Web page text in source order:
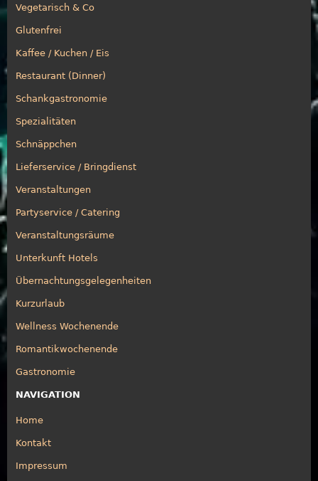
Vegetarisch & Co
Glutenfrei
Kaffee / Kuchen / Eis
Restaurant (Dinner)
Schankgastronomie
Spezialitäten
Schnäppchen
Lieferservice / Bringdienst
Veranstaltungen
Partyservice / Catering
Veranstaltungsräume
Unterkunft Hotels
Übernachtungsgelegenheiten
Kurzurlaub
Wellness Wochenende
Romantikwochenende
Gastronomie
NAVIGATION
Home
Kontakt
Impressum